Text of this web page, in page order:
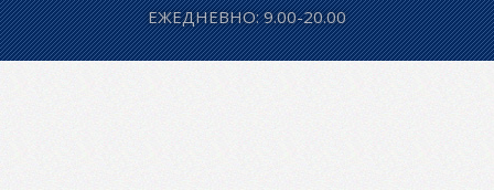
ЕЖЕДНЕВНО: 9.00-20.00